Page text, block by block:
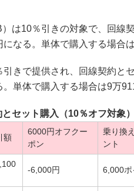
は10％引きの対象で、回線
なる。単体で購入する場合
きで提供され、回線契約と
単体で購入する場合は9万
とセット購入（10％オフ対象）
額
6000円オフクー
ポン
乗り換
ント
-6,000円 6,000ポ